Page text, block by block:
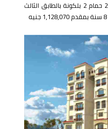
تطل على تشمل 3 نوم 2 حمام 2 بلكونة بالطابق الثالث